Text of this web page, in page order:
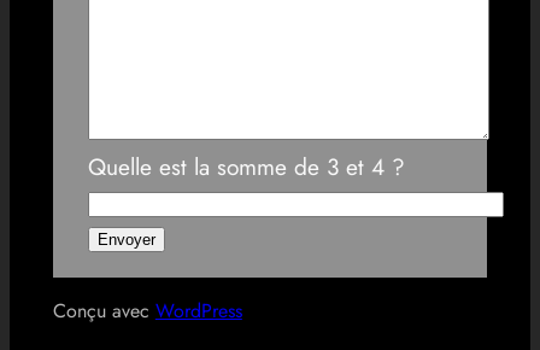
Quelle est la somme de 3 et 4 ?
Conçu avec WordPress